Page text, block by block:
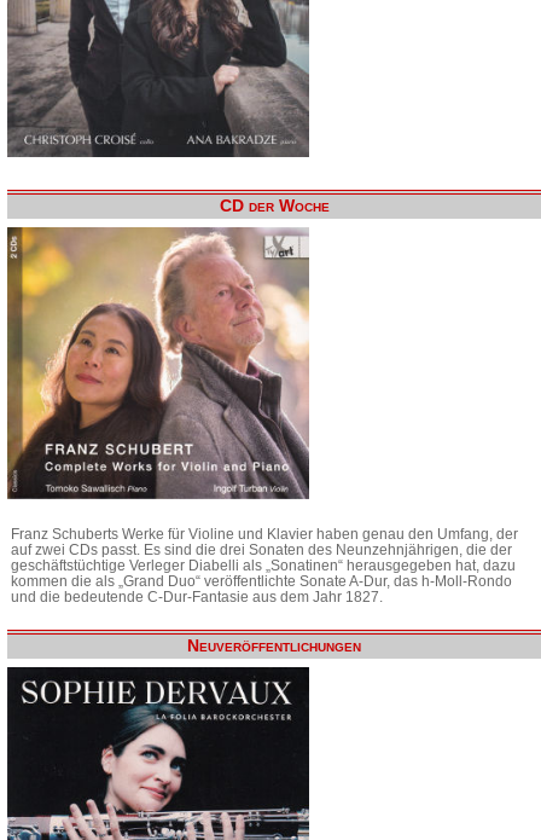
CD der Woche
Franz Schuberts Werke für Violine und Klavier haben genau den Umfang, der
auf zwei CDs passt. Es sind die drei Sonaten des Neunzehnjährigen, die der
geschäftstüchtige Verleger Diabelli als „Sonatinen“ herausgegeben hat, dazu
kommen die als „Grand Duo“ veröffentlichte Sonate A-Dur, das h-Moll-Rondo
und die bedeutende C-Dur-Fantasie aus dem Jahr 1827.
Neuveröffentlichungen